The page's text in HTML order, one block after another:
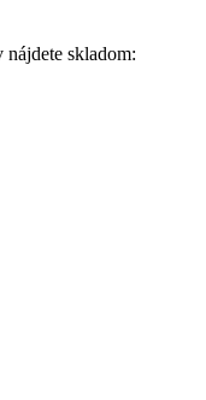
skladom: